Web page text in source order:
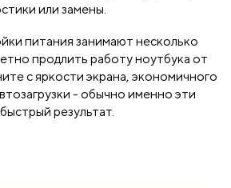
или замены.
питания занимают несколько
продлить работу ноутбука от
с яркости экрана, экономичного
- обычно именно эти
результат.